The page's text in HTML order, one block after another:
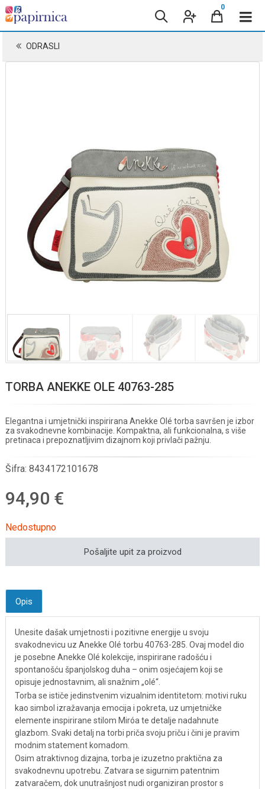
0
ODRASLI
TORBA ANEKKE OLE 40763-285
Elegantna i umjetnički inspirirana Anekke Olé torba savršen je izbor
za svakodnevne kombinacije. Kompaktna, ali funkcionalna, s više
pretinaca i prepoznatljivim dizajnom koji privlači pažnju.
Šifra: 8434172101678
94,90 €
Nedostupno
Pošaljite upit za proizvod
Opis
Unesite dašak umjetnosti i pozitivne energije u svoju
svakodnevicu uz Anekke Olé torbu 40763-285. Ovaj model dio
je posebne Anekke Olé kolekcije, inspirirane radošću i
spontanošću španjolskog duha – onim osjećajem koji se
opisuje jednostavnim, ali snažnim „olé“.
Torba se ističe jedinstvenim vizualnim identitetom: motivi ruku
kao simbol izražavanja emocija i pokreta, uz umjetničke
elemente inspirirane stilom Miróa te detalje nadahnute
glazbom. Svaki detalj na torbi priča svoju priču i čini je pravim
modnim statement komadom.
Osim atraktivnog dizajna, torba je izuzetno praktična za
svakodnevnu upotrebu. Zatvara se sigurnim patentnim
zatvaračem, dok unutrašnjost nudi organiziran prostor s